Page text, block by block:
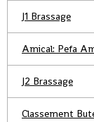
J1 Brassage
Amical: Pefa
J2 Brassage
Classement